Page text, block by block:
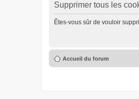
Supprimer tous les
Êtes-vous sûr de vouloir
Accueil du forum